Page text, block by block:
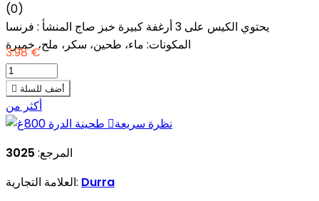
(0)
يحتوي الكيس على 3 أرغفة كبيرة خبز صاج المنشأ : فرنسا
المكونات: ماء، طحين، سكر، ملح، خميرة
3.98 €
 أضف للسلة
أكثر من
نظرة سريعة
المرجع: 3025
العلامة التجارية: Durra